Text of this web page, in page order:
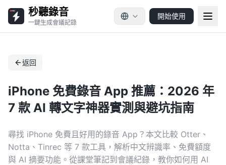
秒聽錄音
一鍵生成會議記錄
開始使用
返回
iPhone 免費錄音 App 推薦：2026 年
7 款 AI 轉文字神器實測與避坑指南
尋找 iPhone 免費且好用的錄音 App？本文比較 Otter、
Notta、Tinrec 等 7 款工具，解析中文辨識率、免費額度
與 AI 摘要功能。從課堂筆記到會議紀錄，教你如何用 AI